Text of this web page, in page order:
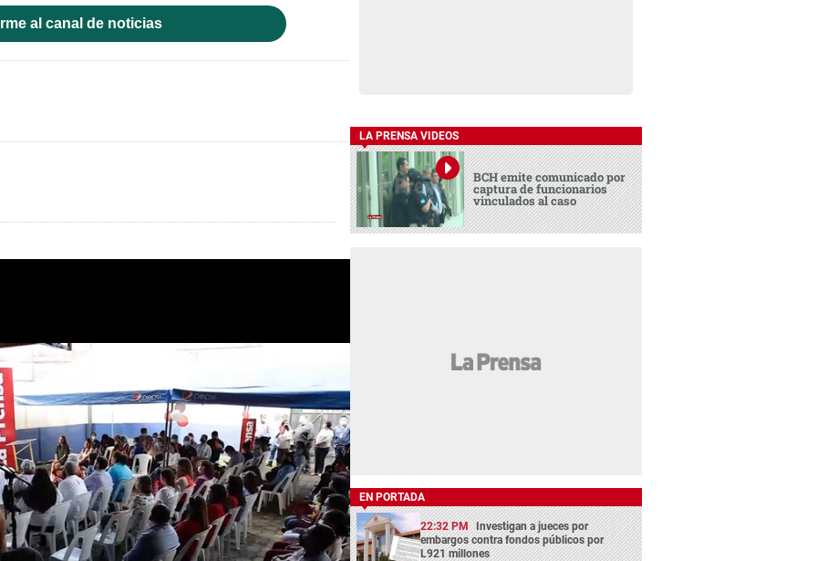
al canal de noticias
LA PRENSA VIDEOS
BCH emite comunicado por
captura de funcionarios
vinculados al caso
EN PORTADA
22:32 PM Investigan a jueces por
embargos contra fondos públicos por
L921 millones